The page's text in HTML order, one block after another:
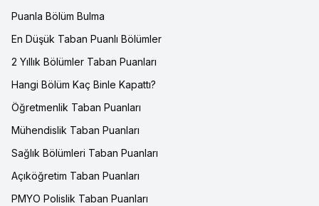
Puanla Bölüm Bulma
En Düşük Taban Puanlı Bölümler
2 Yıllık Bölümler Taban Puanları
Hangi Bölüm Kaç Binle Kapattı?
Öğretmenlik Taban Puanları
Mühendislik Taban Puanları
Sağlık Bölümleri Taban Puanları
Açıköğretim Taban Puanları
PMYO Polislik Taban Puanları